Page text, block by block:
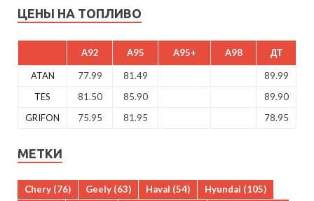
ЦЕНЫ НА ТОПЛИВО
A92 A95 A95+ A98 ДТ
ATAN 77.99 81.49
89.99
TES
81.50 85.90
89.90
GRIFON
75.95 81.95 78.95
МЕТКИ
Chery (76) Geely (63) Haval (54) Hyundai (105)